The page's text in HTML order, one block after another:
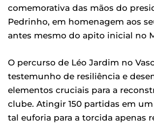
comemorativa das mãos do
Pedrinho, em homenagem aos
antes mesmo do apito inicial no
O percurso de Léo Jardim no
testemunho de resiliência e
elementos cruciais para a
clube. Atingir 150 partidas em
tal euforia para a torcida apenas